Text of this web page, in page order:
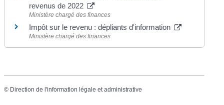
revenus de 2022
Ministère chargé des finances
Impôt sur le revenu : dépliants d'information
Ministère chargé des finances
© Direction de l'information légale et administrative